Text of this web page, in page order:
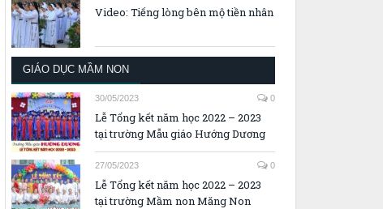
Video: Tiếng lòng bên mộ tiền nhân
GIÁO DỤC MẦM NON
30/05/2023 0
Lễ Tổng kết năm học 2022 – 2023
tại trường Mẫu giáo Hướng Dương
27/05/2023 0
Lễ Tổng kết năm học 2022 – 2023
tại trường Mầm non Măng Non